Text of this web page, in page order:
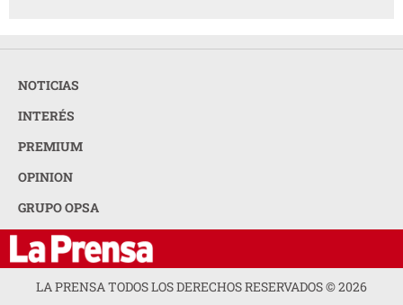
NOTICIAS
INTERÉS
PREMIUM
OPINION
GRUPO OPSA
LA PRENSA TODOS LOS DERECHOS RESERVADOS ©2026